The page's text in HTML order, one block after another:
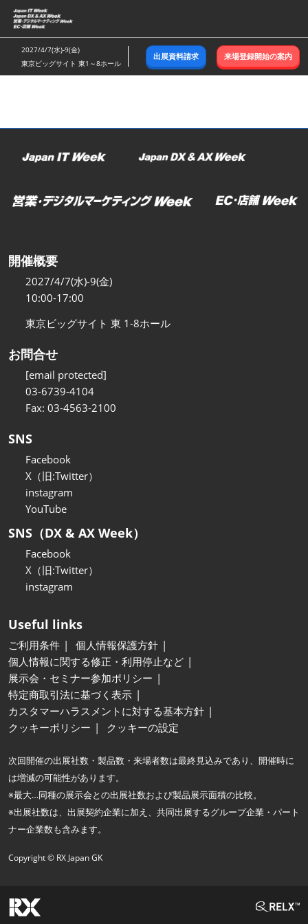
ス
キ
ッ
し
む
2027/4/7(水)-9(金)
東京ビッグサイト 東1～8ホール
出展資料請求 来場登録開始の案内
開催概要
2027/4/7(水)-9(金)
10:00-17:00
東京ビッグサイト 東 1-8ホール
お問合せ
[email protected]
03-6739-4104
Fax: 03-4563-2100
SNS
Facebook
X（旧:Twitter）
instagram
YouTube
SNS（DX & AX Week）
Facebook
X（旧:Twitter）
instagram
Useful links
ご利用条件
個人情報保護方針
個人情報に関する修正・利用停止など
展示会・セミナー参加ポリシー
特定商取引法に基づく表示
カスタマーハラスメントに対する基本方針
クッキーポリシー
クッキーの設定
次回開催の出展社数・製品数・来場者数は最終見込みであり、開催時に
は増減の可能性があります。
※最大…同種の展示会との出展社数および製品展示面積の比較。
※出展社数は、出展契約企業に加え、共同出展するグループ企業・パート
ナー企業数も含みます。
Copyright © RX Japan GK